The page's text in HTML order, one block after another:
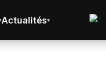
Actualités